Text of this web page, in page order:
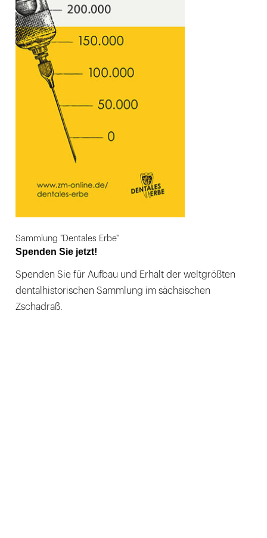
Sammlung "Dentales Erbe"
Spenden Sie jetzt!
Spenden Sie für Aufbau und Erhalt der weltgrößten
dentalhistorischen Sammlung im sächsischen
Zschadraß.